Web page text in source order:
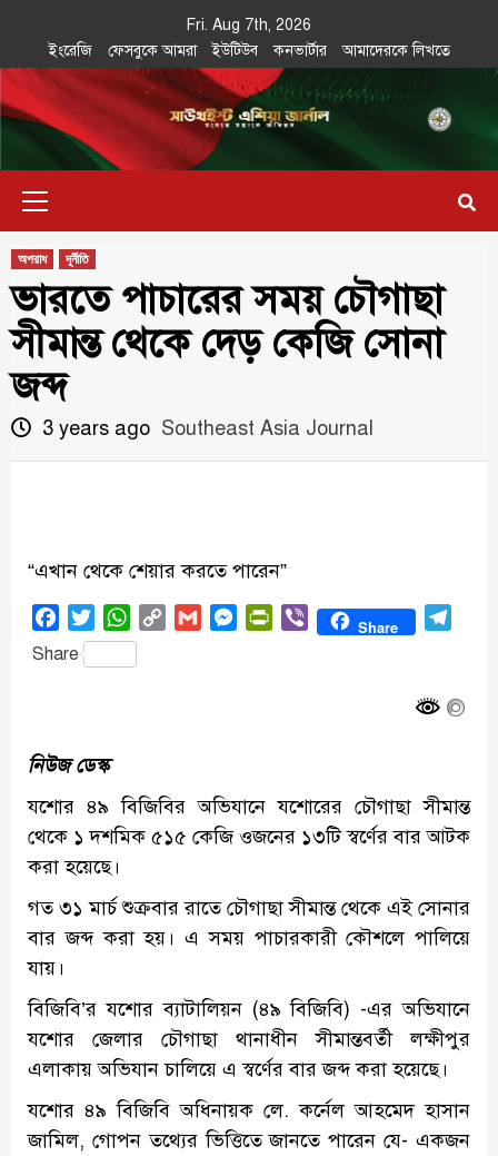
content
Fri. Aug 7th, 2026
ইংরেজি
ফেসবুকে আমরা ইউটিউব কনভার্টার আমাদেরকে লিখতে
Southeast
Asia Journal
IN SEARCH OF THE TRUTH
অপরাধ দূর্নীতি
ভারতে পাচারের সময় চৌগাছা
সীমান্ত থেকে দেড় কেজি সোনা
জব্দ
3 years ago Southeast Asia Journal
“এখান থেকে শেয়ার করতে পারেন”
FacebookTwitterWhatsApp
Copy
Gmail MessengerPrintFriendly
Viber Share
Share
নিউজ ডেস্ক
যশোর ৪৯ বিজিবির অভিযানে যশোরের চৌগাছা সীমান্ত
থেকে ১ দশমিক ৫১৫ কেজি ওজনের ১৩টি স্বর্ণের বার আটক
করা হয়েছে।
গত ৩১ মার্চ শুক্রবার রাতে চৌগাছা সীমান্ত থেকে এই সোনার
বার জব্দ করা হয়। এ সময় পাচারকারী কৌশলে পালিয়ে
যায়।
বিজিবি’র যশোর ব্যাটালিয়ন (৪৯ বিজিবি) -এর অভিযানে
যশোর জেলার চৌগাছা থানাধীন সীমান্তবর্তী লক্ষীপুর
এলাকায় অভিযান চালিয়ে এ স্বর্ণের বার জব্দ করা হয়েছে।
যশোর ৪৯ বিজিবি অধিনায়ক লে. কর্নেল আহমেদ হাসান
জামিল, গোপন তথ্যের ভিত্তিতে জানতে পারেন যে- একজন